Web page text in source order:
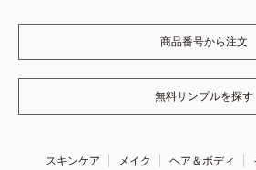
商品番号から注文
無料サンプルを探す
スキンケア メイク ヘア＆ボディ